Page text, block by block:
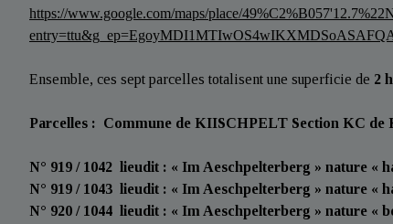
https://www.google.com/maps/place/
Ensemble, ces sept parcelles totalisent une superficie de 2
Parcelles : Commune de KIISCHPELT Section KC de
N° 919 / 1042 lieudit : « Im Aeschpelterberg » nature «
N° 919 / 1043 lieudit : « Im Aeschpelterberg » nature «
N° 920 / 1044 lieudit : « Im Aeschpelterberg » nature «